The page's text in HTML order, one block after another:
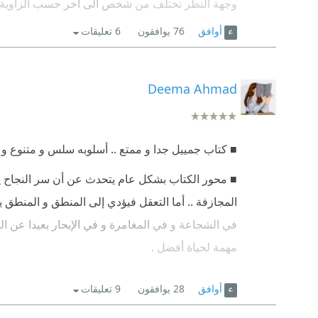
وجهة النظر تختلف من شخص الى اخر حسب الزاوية
ماهو عيب ليس بالضرورة عيب ما لم يكن يخالف القيم
لماذا نعيش تحت وجهات نظر بالية فقط لانها وجهة
سيقال لي معظم وجهات النظر صحيحة . طبعا انا
سأطرح بعض الأمثلة الرائجة عندنا
أطفال صغار لا معيل لهم غيره الكل قال مسكين
الكل مساكين سواء تزوجوا او لم يتزوجوا اذن
وترك ايتاما ام من مات ولم يترك الايتام !!!!! لا
أوافق 76 يوافقون 6 تعليقات
Deema Ahmad
■ كتاب جمييل جدا و ممتع .. أسلوبه سلس و متنوع و
■ محور الكتاب بشكل عام يتحدث عن أن سر النجاح
المجازفة .. أما التعقل فيؤدي إلى المنطق و
في الشجاعة و في المغامرة و في الإبحار بعيدا عن
مهمة لحياة أفضل .
أوافق 28 يوافقون 9 تعليقات